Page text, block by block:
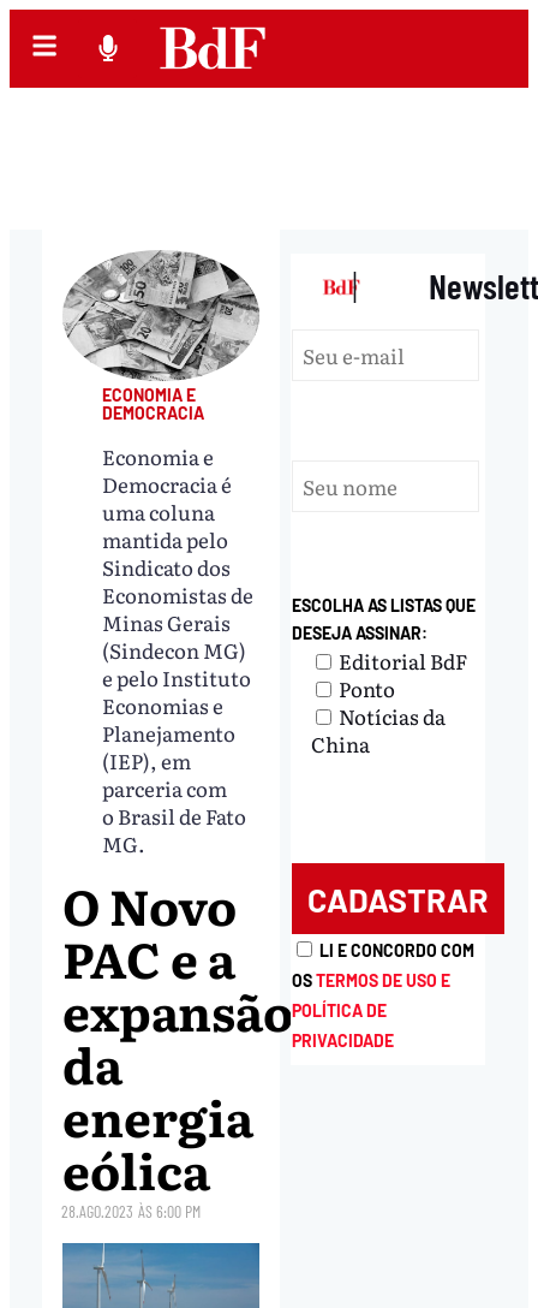
ECONOMIA E
DEMOCRACIA
Economia e
Democracia é
uma coluna
mantida pelo
Sindicato dos
Economistas de
Minas Gerais
(Sindecon MG)
e pelo Instituto
Economias e
Planejamento
(IEP), em
parceria com
o Brasil de Fato
MG.
O Novo
PAC e a
expansão
da
energia
eólica
28.AGO.2023 ÀS6:00 PM
|
ESCOLHA AS LISTAS QUE
DESEJA ASSINAR:
Editorial BdF
Ponto
Notícias da
China
LI E CONCORDO COM
OSTERMOS DE USO E
POLÍTICA DE
PRIVACIDADE